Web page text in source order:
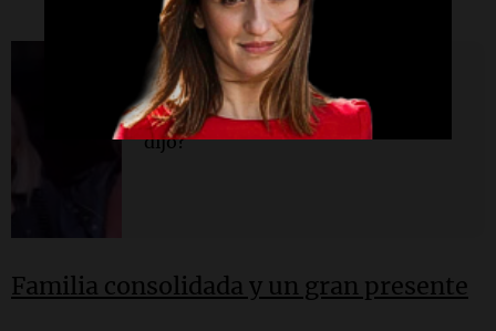
Espectáculos
Aseguran que la mamá de Messi
le respondió a Flor Peña: ¿qué le
dijo?
Familia consolidada y un gran presente